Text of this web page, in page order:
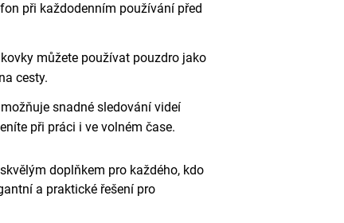
při každodenním používání před
můžete používat pouzdro jako
cesty.
snadné sledování videí
při práci i ve volném čase.
doplňkem pro každého, kdo
a praktické řešení pro